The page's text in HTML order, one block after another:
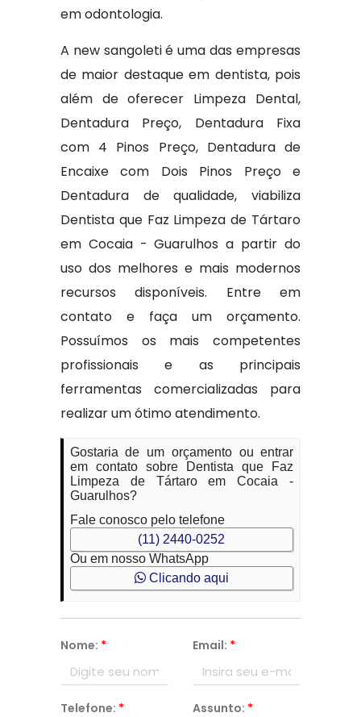
em odontologia.
A new sangoleti é uma das empresas
de maior destaque em dentista, pois
além de oferecer Limpeza Dental,
Dentadura Preço, Dentadura Fixa
com 4 Pinos Preço, Dentadura de
Encaixe com Dois Pinos Preço e
Dentadura de qualidade, viabiliza
Dentista que Faz Limpeza de Tártaro
em Cocaia - Guarulhos a partir do
uso dos melhores e mais modernos
recursos disponíveis. Entre em
contato e faça um orçamento.
Possuímos os mais competentes
profissionais e as principais
ferramentas comercializadas para
realizar um ótimo atendimento.
Gostaria de um orçamento ou entrar
em contato sobre Dentista que Faz
Limpeza de Tártaro em Cocaia -
Guarulhos?
Fale conosco pelo telefone
(11) 2440-0252
Ou em nosso WhatsApp
Clicando aqui
Nome: * Email: *
Telefone: * Assunto: *